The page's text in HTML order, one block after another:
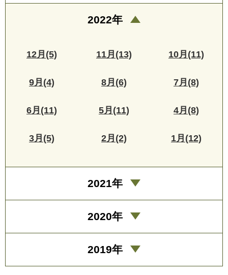
2022年
12月(5) 11月(13) 10月(11)
9月(4) 8月(6) 7月(8)
6月(11) 5月(11) 4月(8)
3月(5) 2月(2) 1月(12)
2021年
2020年
2019年